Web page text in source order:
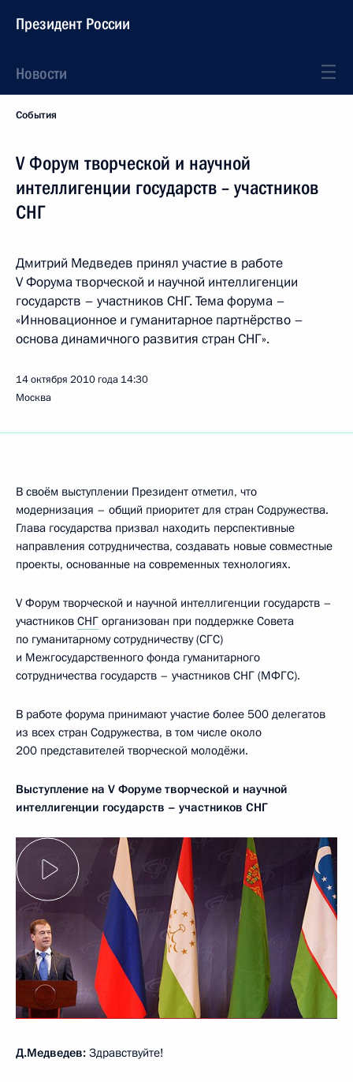
Президент России
Новости
События
V Форум творческой и научной
интеллигенции государств – участников
СНГ
Дмитрий Медведев принял участие в работе
V Форума творческой и научной интеллигенции
государств – участников СНГ. Тема форума –
«Инновационное и гуманитарное партнёрство –
основа динамичного развития стран СНГ».
14 октября 2010 года 14:30
Москва
В своём выступлении Президент отметил, что
модернизация – общий приоритет для стран Содружества.
Глава государства призвал находить перспективные
направления сотрудничества, создавать новые совместные
проекты, основанные на современных технологиях.
V Форум творческой и научной интеллигенции государств –
участников СНГ организован при поддержке Совета
по гуманитарному сотрудничеству (СГС)
и Межгосударственного фонда гуманитарного
сотрудничества государств – участников СНГ (МФГС).
В работе форума принимают участие более 500 делегатов
из всех стран Содружества, в том числе около
200 представителей творческой молодёжи.
Выступление на V Форуме творческой и научной
интеллигенции государств – участников СНГ
Д.Медведев: Здравствуйте!